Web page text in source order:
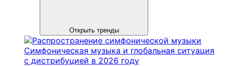
Открыть тренды
Симфоническая музыка и глобальная ситуация
с дистрибуцией в 2026 году